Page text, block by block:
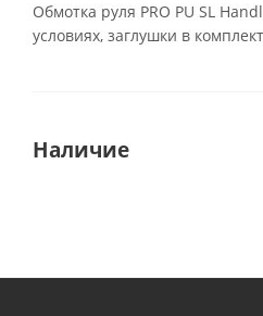
Обмотка руля PRO PU SL
условиях, заглушки в
Наличие